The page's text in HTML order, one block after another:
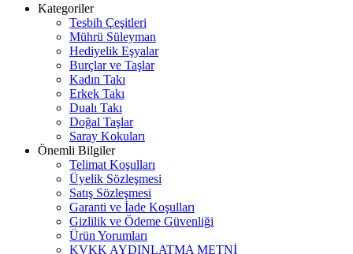
Kategoriler
Tesbih Çeşitleri
Mührü Süleyman
Hediyelik Eşyalar
Burçlar ve Taşlar
Kadın Takı
Erkek Takı
Dualı Takı
Doğal Taşlar
Saray Kokuları
Önemli Bilgiler
Telimat Koşulları
Üyelik Sözleşmesi
Satış Sözleşmesi
Garanti ve İade Koşulları
Gizlilik ve Ödeme Güvenliği
Ürün Yorumları
KVKK AYDINLATMA METNİ